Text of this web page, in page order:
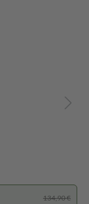
134,90 €